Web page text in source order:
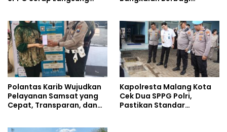
Ahmad Ibrahim
Polantas Karib Wujudkan
Pelayanan Samsat yang
Cepat, Transparan, dan
Kapolresta Malang Kota
Cek Dua SPPG Polri,
Pastikan Standar